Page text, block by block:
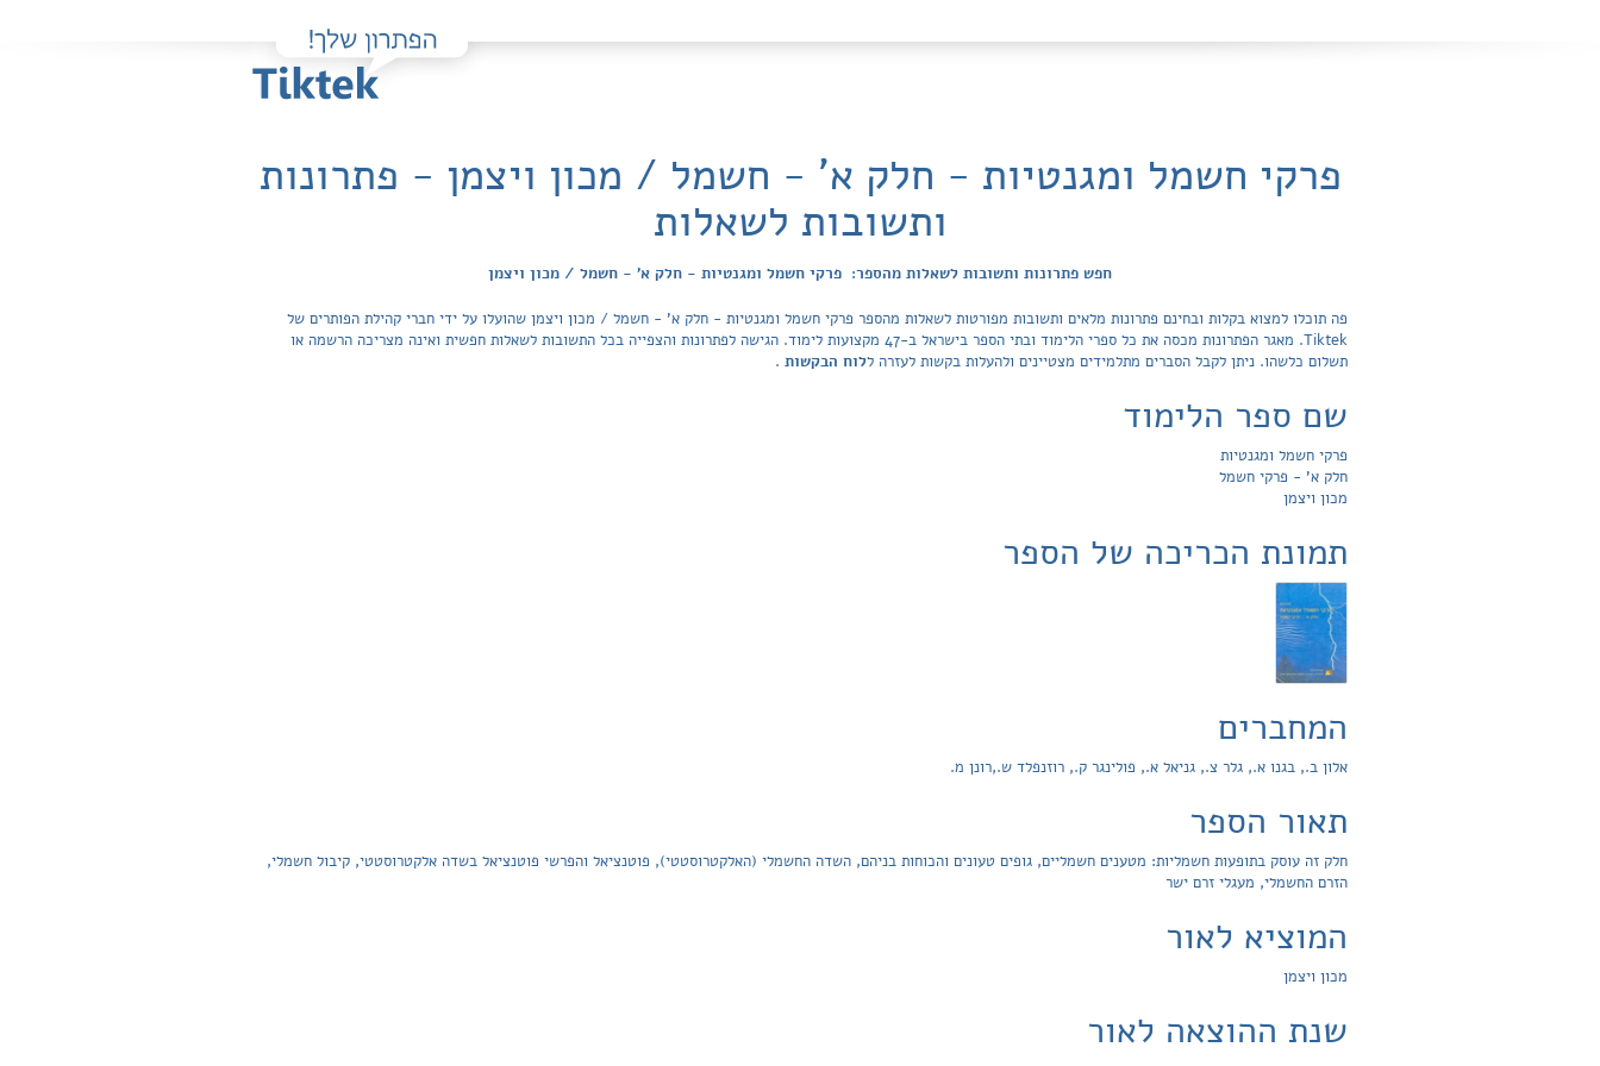
פרקי חשמל ומגנטיות - חלק א' - חשמל / מכון ויצמן - פתרונות
ותשובות לשאלות
חפש פתרונות ותשובות לשאלות מהספר: פרקי חשמל ומגנטיות - חלק א' - חשמל / מכון ויצמן
פה תוכלו למצוא בקלות ובחינם פתרונות מלאים ותשובות מפורטות לשאלות מהספר פרקי חשמל ומגנטיות - חלק א' - חשמל / מכון ויצמן שהועלו על ידי חברי קהילת הפותרים של
Tiktek. מאגר הפתרונות מכסה את כל ספרי הלימוד ובתי הספר בישראל ב-47 מקצועות לימוד. הגישה לפתרונות והצפייה בכל התשובות לשאלות חפשית ואינה מצריכה הרשמה או
תשלום כלשהו. ניתן לקבל הסברים מתלמידים מצטיינים ולהעלות בקשות לעזרה ללוח הבקשות .
שם ספר הלימוד
פרקי חשמל ומגנטיות
חלק א' - פרקי חשמל
מכון ויצמן
תמונת הכריכה של הספר
המחברים
אלון ב., בגנו א., גלר צ., גניאל א., פולינגר ק., רוזנפלד ש.,רונן מ.
תאור הספר
חלק זה עוסק בתופעות חשמליות: מטענים חשמליים, גופים טעונים והכוחות בניהם, השדה החשמלי (האלקטרוסטטי), פוטנציאל והפרשי פוטנציאל בשדה אלקטרוסטטי, קיבול חשמלי,
הזרם החשמלי, מעגלי זרם ישר
המוציא לאור
מכון ויצמן
שנת ההוצאה לאור